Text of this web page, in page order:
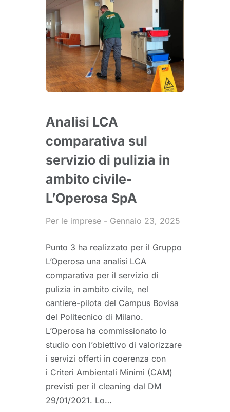
Analisi LCA
comparativa sul
servizio di pulizia in
ambito civile-
L’Operosa SpA
Per le imprese Gennaio 23, 2025
Punto 3 ha realizzato per il Gruppo
L’Operosa una analisi LCA
comparativa per il servizio di
pulizia in ambito civile, nel
cantiere-pilota del Campus Bovisa
del Politecnico di Milano.
L’Operosa ha commissionato lo
studio con l’obiettivo di valorizzare
i servizi offerti in coerenza con
i Criteri Ambientali Minimi (CAM)
previsti per il cleaning dal DM
29/01/2021. Lo…